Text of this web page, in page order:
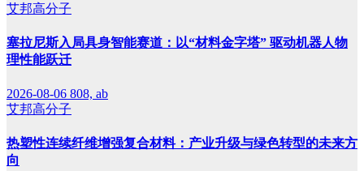
艾邦高分子
塞拉尼斯入局具身智能赛道：以“材料金字塔” 驱动机器人物
理性能跃迁
2026-08-06 808, ab
艾邦高分子
热塑性连续纤维增强复合材料：产业升级与绿色转型的未来方
向